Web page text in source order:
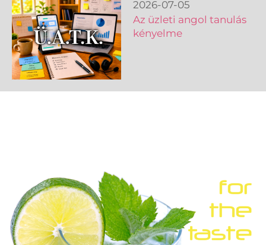
2026-07-05
Az üzleti angol tanulás
kényelme